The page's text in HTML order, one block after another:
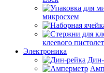
микросхем
клеевого
Электроника
Дин-